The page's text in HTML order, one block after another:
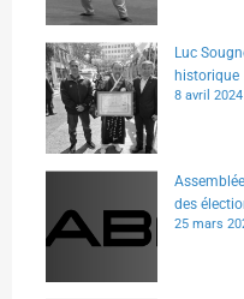
Luc
historique
8 avril 2024
des
25 mars